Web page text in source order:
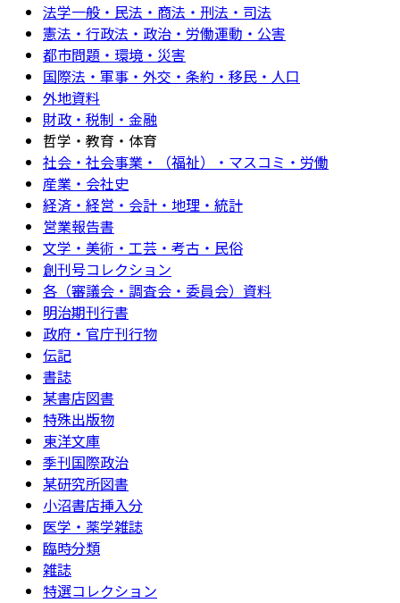
法学一般・民法・商法・刑法・司法
憲法・行政法・政治・労働運動・公害
都市問題・環境・災害
国際法・軍事・外交・条約・移民・人口
外地資料
財政・税制・金融
哲学・教育・体育
社会・社会事業・（福祉）・マスコミ・労働
産業・会社史
経済・経営・会計・地理・統計
営業報告書
文学・美術・工芸・考古・民俗
創刊号コレクション
各（審議会・調査会・委員会）資料
明治期刊行書
政府・官庁刊行物
伝記
書誌
某書店図書
特殊出版物
東洋文庫
季刊国際政治
某研究所図書
小沼書店挿入分
医学・薬学雑誌
臨時分類
雑誌
特選コレクション